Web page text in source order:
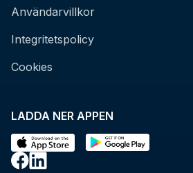
LADDA NER APPEN
Användarvillkor
Integritetspolicy
Cookies